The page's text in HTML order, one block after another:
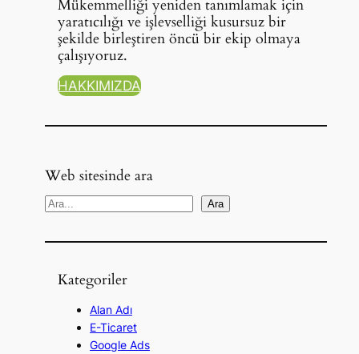
Mükemmelliği yeniden tanımlamak için
yaratıcılığı ve işlevselliği kusursuz bir
şekilde birleştiren öncü bir ekip olmaya
çalışıyoruz.
HAKKIMIZDA
Web sitesinde ara
A
a
Ara
Kategoriler
Alan Adı
E-Ticaret
Google Ads